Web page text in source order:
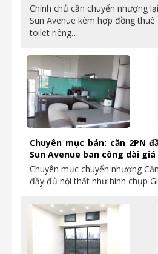
Chính chủ cần chuyển nhượng
Sun Avenue kèm hợp đồng
toilet riêng…
Chuyên mục bán: căn 2PN
Sun Avenue ban công dài
Chuyên mục chuyển nhượng
đầy đủ nội thất như hình chụp